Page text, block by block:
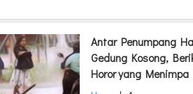
Antar Penumpang
Gedung Kosong,
Horor yang Menimpa